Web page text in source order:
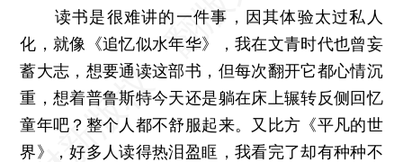
读书是很难讲的一件事，因其体验太过私人
化，就像《追忆似水年华》，我在文青时代也曾妄
蓄大志，想要通读这部书，但每次翻开它都心情沉
重，想着普鲁斯特今天还是躺在床上辗转反侧回忆
童年吧？整个人都不舒服起来。又比方《平凡的世
界》，好多人读得热泪盈眶，我看完了却有种种不